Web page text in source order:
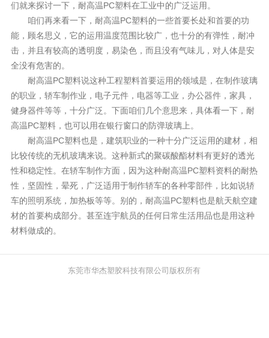
专题报告
们就来探讨一下，耐高温PC塑料在工业中的广泛运用。
咱们再来看一下，耐高温PC塑料的一些首要长处和首要的功
能，顾名思义，它的运用温度范围比较广，也十分的有弹性，耐冲
击，并且有较高的透明度，易染色，而且没有气味儿，对人体是安
全没有危害的。
耐高温PC塑料说这种工程塑料首要运用的领域是，在制作玻璃
的职业，轿车制作业，电子元件，电器等工业，办公器件，家具，
健身器件等等，十分广泛。下面咱们几个意思来，具体看一下，耐
高温PC塑料，也可以用在银行窗口的防弹玻璃上。
耐高温PC塑料也是，建筑职业的一种十分广泛运用的建材，相
比较传统的无机玻璃来说。这种新式的聚碳酸酯材料有更好的透光
性和稳定性。在轿车制作方面，因为这种耐高温PC塑料资料的耐热
性，坚固性，晕死，广泛适用于制作轿车的各种零部件，比如说轿
车的照明系统，加热板等等。别的，耐高温PC塑料也是航天航空建
材的首要构成部分。甚至连宇航员的任何日常生活用品也是用这种
材料做成的。
东莞市华杰塑胶科技有限公司版权所有